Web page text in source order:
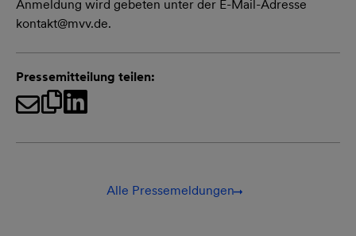
Anmeldung wird gebeten unter der E-Mail-Adresse
kontakt@mvv.de.
Pressemitteilung teilen:
Alle Pressemeldungen